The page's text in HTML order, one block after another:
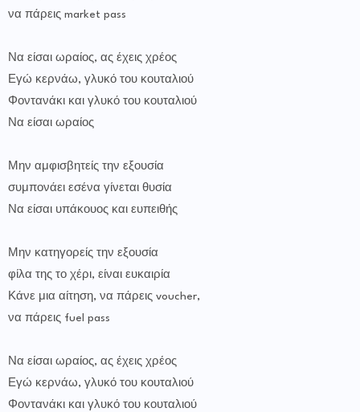
να πάρεις market pass
Να είσαι ωραίος, ας έχεις χρέος
Εγώ κερνάω, γλυκό του κουταλιού
Φοντανάκι και γλυκό του κουταλιού
Να είσαι ωραίος
Μην αμφισβητείς την εξουσία
συμπονάει εσένα γίνεται θυσία
Να είσαι υπάκουος και ευπειθής
Μην κατηγορείς την εξουσία
φίλα της το χέρι, είναι ευκαιρία
Κάνε μια αίτηση, να πάρεις voucher,
να πάρεις fuel pass
Να είσαι ωραίος, ας έχεις χρέος
Εγώ κερνάω, γλυκό του κουταλιού
Φοντανάκι και γλυκό του κουταλιού